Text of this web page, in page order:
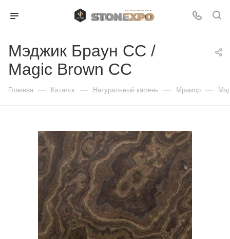
Мэджик Браун СС /
Magic Brown CC
Главная — Каталог — Натуральный камень — Мрамор —